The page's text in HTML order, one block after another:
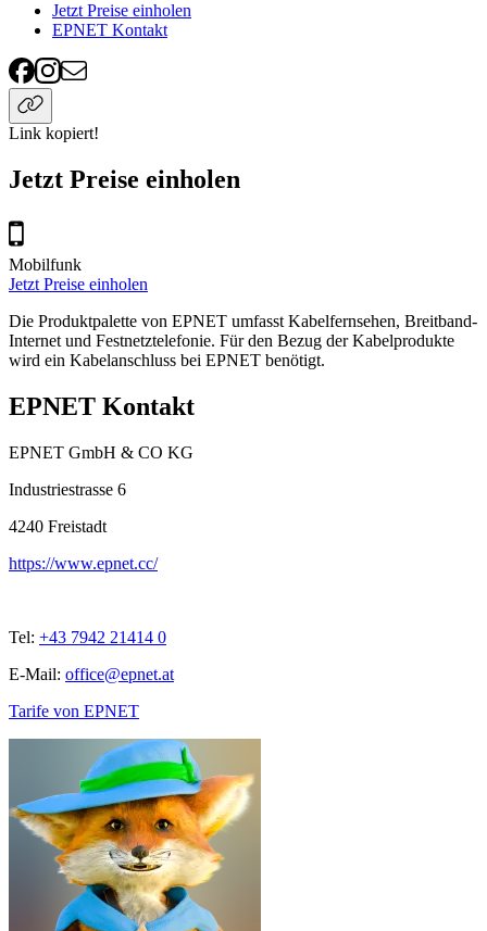
Jetzt Preise einholen
EPNET Kontakt
Link kopiert!
Jetzt Preise einholen
Mobilfunk
Jetzt Preise einholen
Die Produktpalette von EPNET umfasst Kabelfernsehen, Breitband-
Internet und Festnetztelefonie. Für den Bezug der Kabelprodukte
wird ein Kabelanschluss bei EPNET benötigt.
EPNET Kontakt
EPNET GmbH & CO KG
Industriestrasse 6
4240 Freistadt
https://www.epnet.cc/
Tel: +43 7942 21414 0
E-Mail: office@epnet.at
Tarife von EPNET